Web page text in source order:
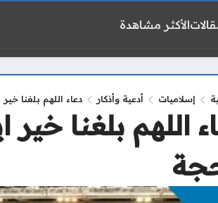
الأكثر مشاهدة
إسلاميات أدعية وأذكار دعاء اللهم بلغنا
اللهم بلغنا خير